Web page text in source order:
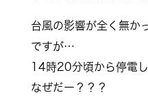
台風の影響が全く無か
ですが…
14時20分頃から停電し
なぜだー？？？